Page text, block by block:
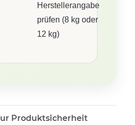
Herstellerangabe
prüfen (8 kg oder
12 kg)
Produktsicherheit